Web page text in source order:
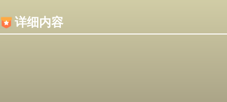
详细内容